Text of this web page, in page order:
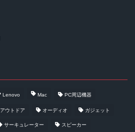
Lenovo Mac PC周辺機器
アウトドア オーディオ ガジェット
サーキュレーター スピーカー